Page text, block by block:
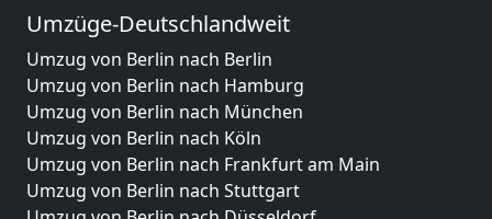
Umzüge-Deutschlandweit
Umzug von Berlin nach Berlin
Umzug von Berlin nach Hamburg
Umzug von Berlin nach München
Umzug von Berlin nach Köln
Umzug von Berlin nach Frankfurt am Main
Umzug von Berlin nach Stuttgart